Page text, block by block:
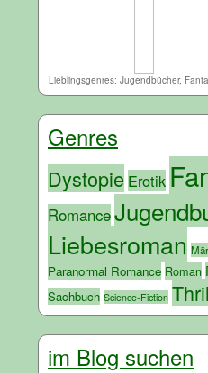
Lieblingsgenres: Jugendbücher,
Genres
Dystopie Erotik
Romance
Liebesroman
Paranormal Romance Roman
Sachbuch Science-Fiction
im Blog suchen